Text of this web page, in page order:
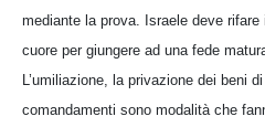
mediante la prova. Israele deve rifare
cuore per giungere ad una fede
L’umiliazione, la privazione dei beni
comandamenti sono modalità che